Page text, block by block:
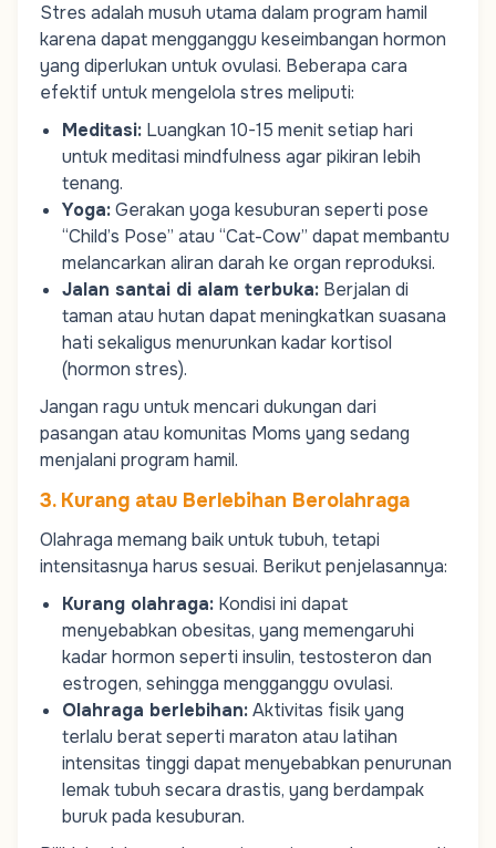
Stres adalah musuh utama dalam program hamil
karena dapat mengganggu keseimbangan hormon
yang diperlukan untukovulasi. Beberapa cara
efektif untuk mengelola stres meliputi:
Meditasi: Luangkan 10-15 menit setiap hari
untuk meditasi mindfulness agar pikiran lebih
tenang.
Yoga:Gerakan yoga kesuburan seperti pose
“Child’s Pose” atau “Cat-Cow” dapat membantu
melancarkan aliran darah ke organ reproduksi.
Jalan santai di alam terbuka: Berjalan di
taman atau hutan dapat meningkatkan suasana
hati sekaligus menurunkan kadar kortisol
(hormon stres).
Jangan ragu untuk mencari dukungan dari
pasangan atau komunitas Moms yang sedang
menjalani program hamil.
3. Kurang atau Berlebihan Berolahraga
Olahraga memang baik untuk tubuh, tetapi
intensitasnya harus sesuai. Berikut penjelasannya:
Kurang olahraga: Kondisi ini dapat
menyebabkan obesitas, yang memengaruhi
kadar hormon seperti insulin, testosteron dan
estrogen, sehingga mengganggu ovulasi.
Olahraga berlebihan:Aktivitas fisik yang
terlalu berat seperti maraton atau latihan
intensitas tinggi dapat menyebabkan penurunan
lemak tubuh secara drastis, yang berdampak
buruk pada kesuburan.